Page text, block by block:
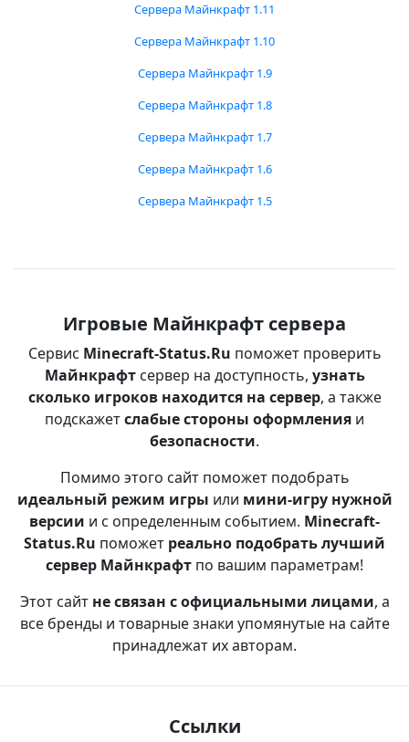
Сервера Майнкрафт 1.11
Сервера Майнкрафт 1.10
Сервера Майнкрафт 1.9
Сервера Майнкрафт 1.8
Сервера Майнкрафт 1.7
Сервера Майнкрафт 1.6
Сервера Майнкрафт 1.5
Игровые Майнкрафт сервера
Сервис Minecraft-Status.Ru поможет проверить
Майнкрафтсервер на доступность, узнать
сколько игроков находится на сервер, а также
подскажетслабые стороны оформления и
безопасности.
Помимо этого сайт поможет подобрать
идеальный режим игры или мини-игру нужной
версии и с определенным событием. Minecraft-
Status.Ru поможет реально подобрать лучший
сервер Майнкрафт по вашим параметрам!
Этот сайт не связан с официальными лицами, а
все бренды и товарные знаки упомянутые на сайте
принадлежат их авторам.
Ссылки